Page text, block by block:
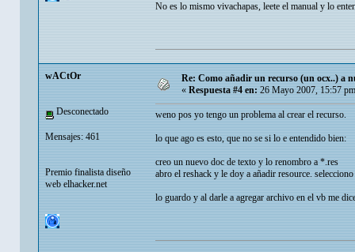
No es lo mismo vivachapas, leete el manual y lo
wACtOr
Desconectado
Mensajes: 461
Premio finalista diseño
web elhacker.net
Re: Como añadir un recurso (un ocx..) a
«Respuesta #4 en:26 Mayo 2007, 15:57
weno pos yo tengo un problema al crear el recurso.
lo que ago es esto, que no se si lo e entendido bien:
creo un nuevo doc de texto y lo renombro a *.res
abro el reshack y le doy a añadir resource.
lo guardo y al darle a agregar archivo en el vb me